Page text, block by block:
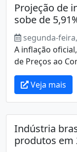
Projeção de
sobe de
segunda-
A inflação
de Preços ao
Veja mais
Indústria
produtos em